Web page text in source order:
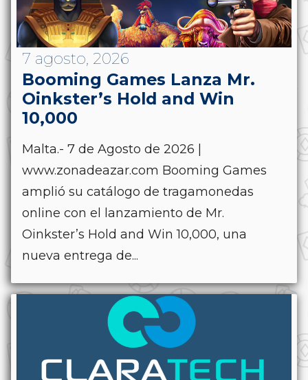
7 agosto, 2026
Booming Games Lanza Mr.
Oinkster’s Hold and Win
10,000
Malta.- 7 de Agosto de 2026 |
www.zonadeazar.com Booming Games
amplió su catálogo de tragamonedas
online con el lanzamiento de Mr.
Oinkster’s Hold and Win 10,000, una
nueva entrega de...